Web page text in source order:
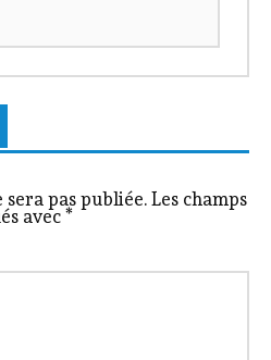
pas publiée. Les champs
avec*